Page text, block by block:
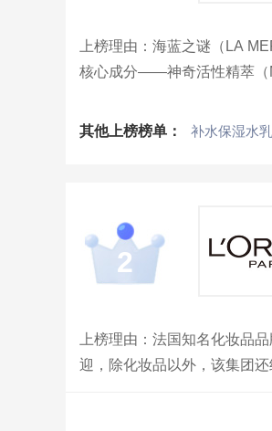
上榜理由：海蓝之谜（LA
核心成分——神奇活性精萃（
其他上榜榜单： 补水保湿水乳
2
上榜理由：法国知名化妆品
迎，除化妆品以外，该集团